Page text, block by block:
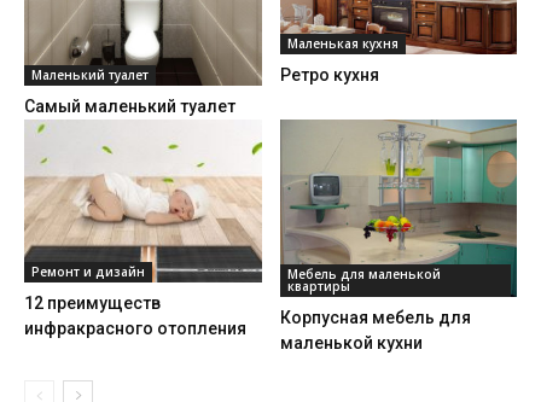
Маленький туалет
Самый маленький туалет
Маленькая кухня
Ретро кухня
Ремонт и дизайн
12 преимуществ
инфракрасного отопления
Мебель для маленькой
квартиры
Корпусная мебель для
маленькой кухни